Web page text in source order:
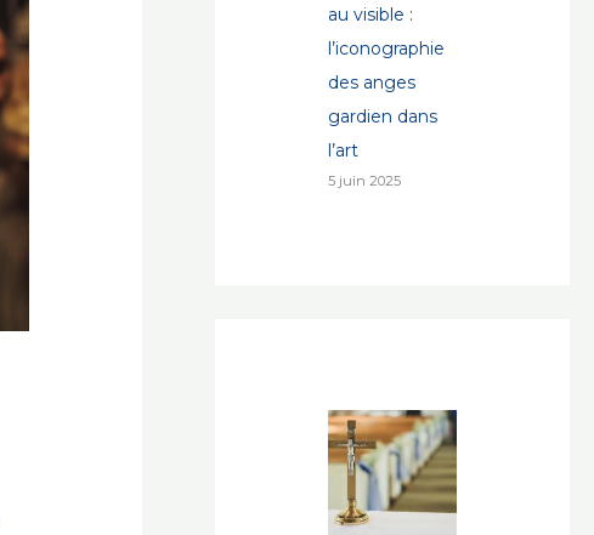
au visible :
l’iconographie
des anges
gardien dans
l’art
5 juin 2025